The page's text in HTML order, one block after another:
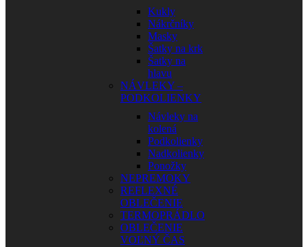
Kukly
Nákrčníky
Masky
Šatky na krk
Šatky na
hlavu
NÁVLEKY –
PODKOLIENKY
Návleky na
kolená
Podkolienky
Nadkolienky
Ponožky
NEPREMOKY
REFLEXNÉ
OBLEČENIE
TERMOPRÁDLO
OBLEČENIE
VOĽNÝ ČAS